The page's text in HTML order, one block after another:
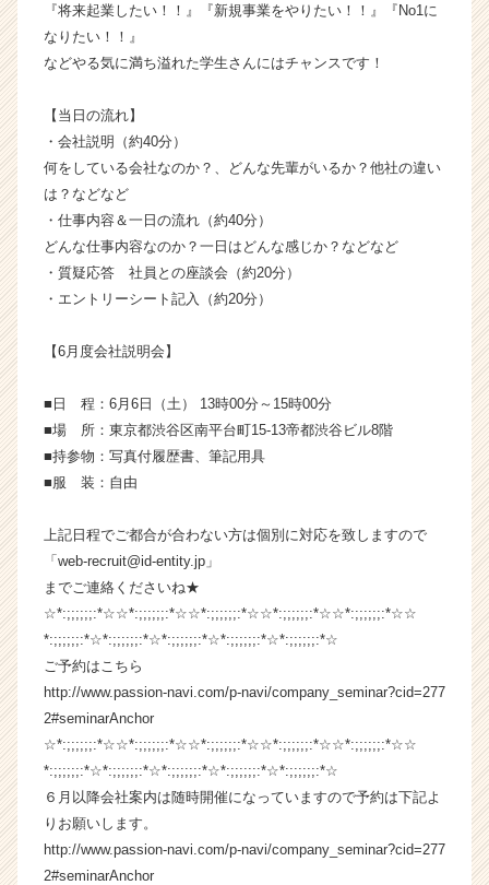
ャ
成
か
カ
ウ
ト
が
サ
イ
ト
キ
リ
ア
（C
h
e
r
e
r）
『将来起業したい！！』『新規事業をやりたい！！』『No1に
なりたい！！』
などやる気に満ち溢れた学生さんにはチャンスです！
【当日の流れ】
・会社説明（約40分）
何をしている会社なのか？、どんな先輩がいるか？他社の違い
は？などなど
・仕事内容＆一日の流れ（約40分）
どんな仕事内容なのか？一日はどんな感じか？などなど
・質疑応答 社員との座談会（約20分）
・エントリーシート記入（約20分）
【6月度会社説明会】
■日 程：6月6日（土） 13時00分～15時00分
■場 所：東京都渋谷区南平台町15-13帝都渋谷ビル8階
■持参物：写真付履歴書、筆記用具
■服 装：自由
上記日程でご都合が合わない方は個別に対応を致しますので
「web-recruit@id-entity.jp」
までご連絡くださいね★
☆*:;;;;;;:*☆☆*:;;;;;;:*☆☆*:;;;;;;:*☆☆*:;;;;;;:*☆☆*:;;;;;;:*☆☆
*:;;;;;;:*☆*:;;;;;;:*☆*:;;;;;;:*☆*:;;;;;;:*☆*:;;;;;;:*☆
ご予約はこちら
http://www.passion-navi.com/p-navi/company_seminar?cid=277
2#seminarAnchor
☆*:;;;;;;:*☆☆*:;;;;;;:*☆☆*:;;;;;;:*☆☆*:;;;;;;:*☆☆*:;;;;;;:*☆☆
*:;;;;;;:*☆*:;;;;;;:*☆*:;;;;;;:*☆*:;;;;;;:*☆*:;;;;;;:*☆
６月以降会社案内は随時開催になっていますので予約は下記よ
りお願いします。
http://www.passion-navi.com/p-navi/company_seminar?cid=277
2#seminarAnchor